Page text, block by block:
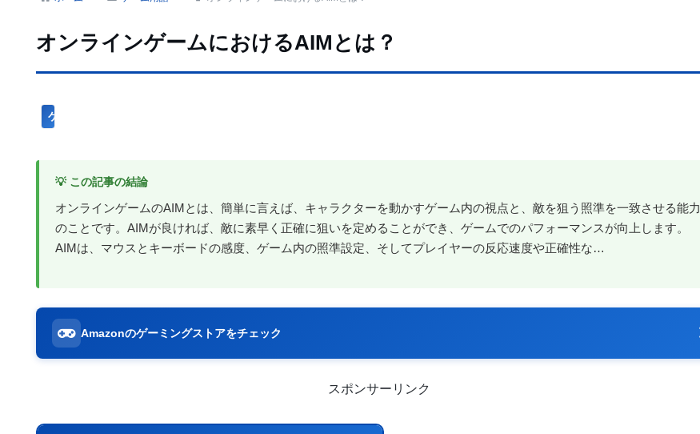
オンラインゲームにおけるAIMとは？
ゲーム用語
💡 この記事の結論
オンラインゲームのAIMとは、簡単に言えば、キャラクターを動かすゲーム内の視点と、敵を狙う照準を一致させる能力
のことです。AIMが良ければ、敵に素早く正確に狙いを定めることができ、ゲームでのパフォーマンスが向上します。
AIMは、マウスとキーボードの感度、ゲーム内の照準設定、そしてプレイヤーの反応速度や正確性な…
Amazonのゲーミングストアをチェック
スポンサーリンク